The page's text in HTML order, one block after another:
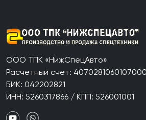
ООО ТПК «НижСпецАвто»
Расчетный счет:
БИК: 042202821
ИНН: 5260317866 / КПП: 526001001